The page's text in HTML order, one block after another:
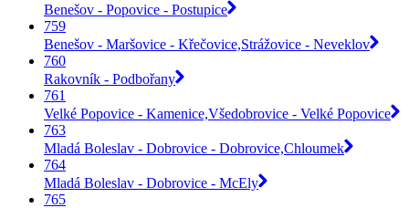
Benešov - Popovice - Postupice
759
Benešov - Maršovice - Křečovice,Strážovice - Neveklov
760
Rakovník - Podbořany
761
Velké Popovice - Kamenice,Všedobrovice - Velké Popovice
763
Mladá Boleslav - Dobrovice - Dobrovice,Chloumek
764
Mladá Boleslav - Dobrovice - McEly
765